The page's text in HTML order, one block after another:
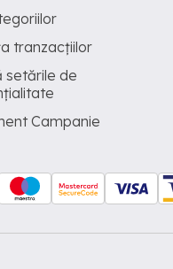
tranzacțiilor
setările de
Campanie